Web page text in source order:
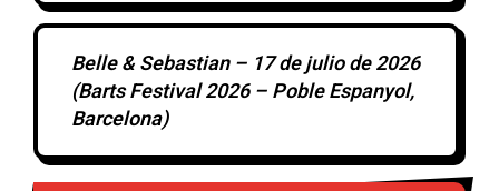
Belle & Sebastian – 17 de julio de 2026
(Barts Festival 2026 – Poble Espanyol,
Barcelona)